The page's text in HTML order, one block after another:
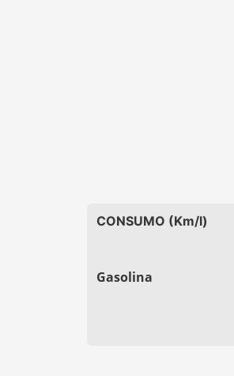
CONSUMO (Km/l)
Gasolina